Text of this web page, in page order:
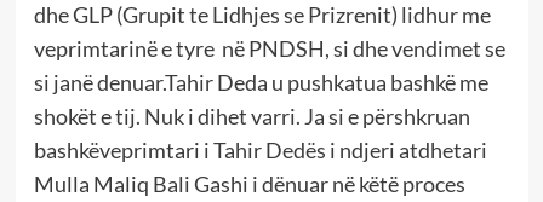
dhe GLP (Grupit te Lidhjes se Prizrenit) lidhur me
veprimtarinë e tyre në PNDSH, si dhe vendimet se
si janë denuar.Tahir Deda u pushkatua bashkë me
shokët e tij. Nuk i dihet varri. Ja si e përshkruan
bashkëveprimtari i Tahir Dedës i ndjeri atdhetari
Mulla Maliq Bali Gashi i dënuar në këtë proces